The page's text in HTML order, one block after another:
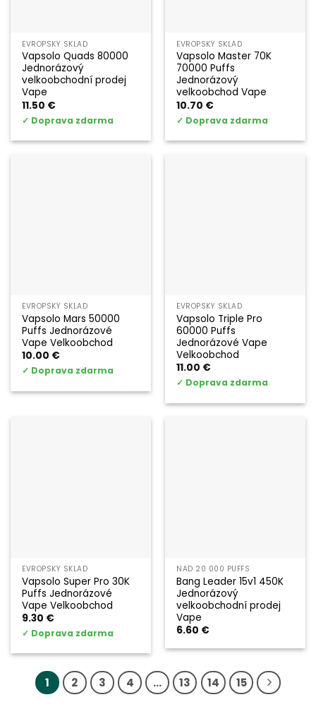
EVROPSKÝ SKLAD
Vapsolo Quads 80000
Jednorázový
velkoobchodní prodej
Vape
11.50 €
✓ Doprava zdarma
EVROPSKÝ SKLAD
Vapsolo Master 70K
70000 Puffs
Jednorázový
velkoobchod Vape
10.70 €
✓ Doprava zdarma
EVROPSKÝ SKLAD
Vapsolo Mars 50000
Puffs Jednorázové
Vape Velkoobchod
10.00 €
✓ Doprava zdarma
EVROPSKÝ SKLAD
Vapsolo Triple Pro
60000 Puffs
Jednorázové Vape
Velkoobchod
11.00 €
✓ Doprava zdarma
EVROPSKÝ SKLAD
Vapsolo Super Pro 30K
Puffs Jednorázové
Vape Velkoobchod
9.30 €
✓ Doprava zdarma
NAD 20 000 PUFFS
Bang Leader 15v1 450K
Jednorázový
velkoobchodní prodej
Vape
6.60 €
1 2 3 4 ... 13 14 15